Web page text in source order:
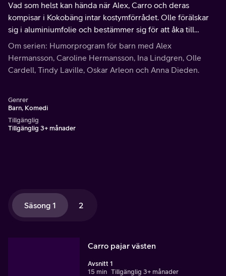
Vad som helst kan hända när Alex, Carro och deras
kompisar i Kokobäng intar kostymförrådet. Olle förälskar
sig i aluminiumfolie och bestämmer sig för att åka till
rymden, eftersom Alex påstår att det mesta är gjort av
aluminiumfolie där.
Om serien: Humorprogram för barn med Alex
Hermansson, Caroline Hermansson, Ina Lindgren, Olle
Cardell, Tindy Laville, Oskar Arleon och Anna Dieden.
Genrer
Barn, Komedi
Tillgänglig
Tillgänglig 3+ månader
Säsong 1 2
Carro pajar västen
Avsnitt 1
15 min Tillgänglig 3+ månader